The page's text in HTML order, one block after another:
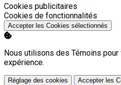
Activer
Cookies publicitaires
Activer
Cookies de fonctionnalités
Accepter les Cookies sélectionnés
Nous utilisons des Témoins
expérience.
Réglage des cookies Accepter les